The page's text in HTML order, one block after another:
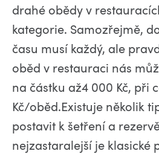
drahé obědy v
kategorie. Samozřejmě,
času musí každý, ale
oběd v restauraci nás
na částku až4 000 Kč, při
Kč/oběd.Existuje několik
postavit k šetření a
nejzastaralejší je klasické